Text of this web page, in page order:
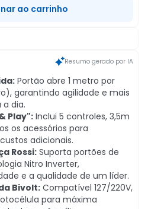
ao carrinho
Resumo gerado por IA
Portão abre 1 metro por
garantindo agilidade e mais
a dia.
Play": Inclui 5 controles, 3,5m
os acessórios para
adicionais.
Rossi: Suporta portões de
Nitro Inverter,
e a qualidade de um líder.
Bivolt: Compatível 127/220V,
para máxima